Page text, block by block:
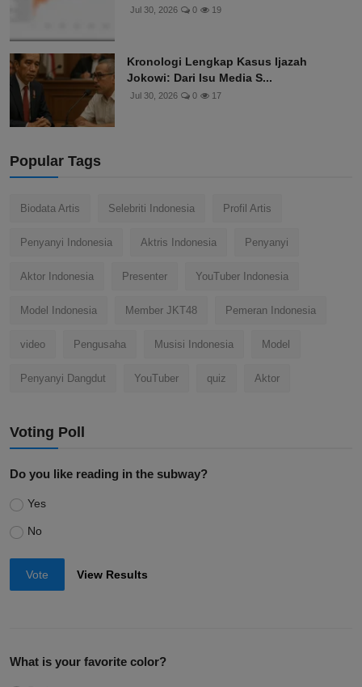
Jul 30, 2026 0 19
Kronologi Lengkap Kasus Ijazah
Jokowi: Dari Isu Media S...
Jul 30, 2026 0 17
Popular Tags
Biodata Artis Selebriti Indonesia Profil Artis
Penyanyi Indonesia Aktris Indonesia Penyanyi
Aktor Indonesia Presenter YouTuber Indonesia
Model Indonesia Member JKT48 Pemeran Indonesia
video Pengusaha Musisi Indonesia Model
Penyanyi Dangdut YouTuber quiz Aktor
Voting Poll
Do you like reading in the subway?
Yes
No
Vote View Results
What is your favorite color?